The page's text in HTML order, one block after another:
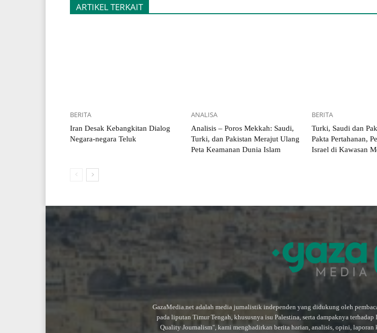
ARTIKEL TERKAIT
BERITA
Iran Desak Kebangkitan Dialog
Negara-negara Teluk
ANALISA
Analisis – Poros Mekkah: Saudi,
Turki, dan Pakistan Merajut Ulang
Peta Keamanan Dunia Islam
BERITA
Turki, Saudi dan
Pakta Pertahanan,
Israel di Kawasan
GazaMedia.net adalah media jurnalistik independen yang didukung oleh
pada liputan Timur Tengah, khususnya isu Palestina, serta dampaknya
Quality Journalism", kami menghadirkan berita harian, analisis, opini, laporan